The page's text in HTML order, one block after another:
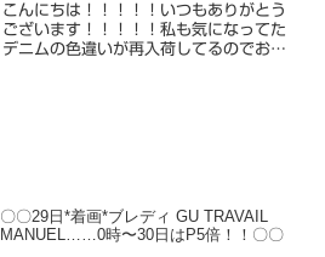
こんにちは！！！！！いつもありがとう
ございます！！！！！私も気になってた
デニムの色違いが再入荷してるのでお知
〇〇29日*着画*ブレディ GU TRAVAIL
MANUEL……0時〜30日はP5倍！！〇〇